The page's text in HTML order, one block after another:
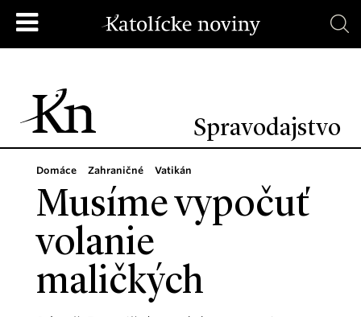
Spravodajstvo
Domáce Zahraničné Vatikán
Musíme vypočuť
volanie
maličkých